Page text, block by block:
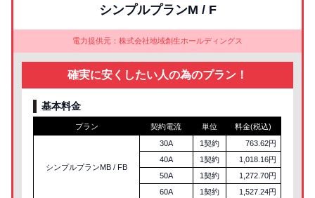
シンプルプランM / F
電力提供元：株式会社地域創生ホールディングス
確実に安くしたい人の為のプラン！
基本料金
プラン 契約電流 単位 料金(税込)
シンプルプランMB / FB
30A 1契約
763.62円
40A
1契約
1,018.16円
50A
1契約
1,272.70円
60A
1契約 1,527.24円